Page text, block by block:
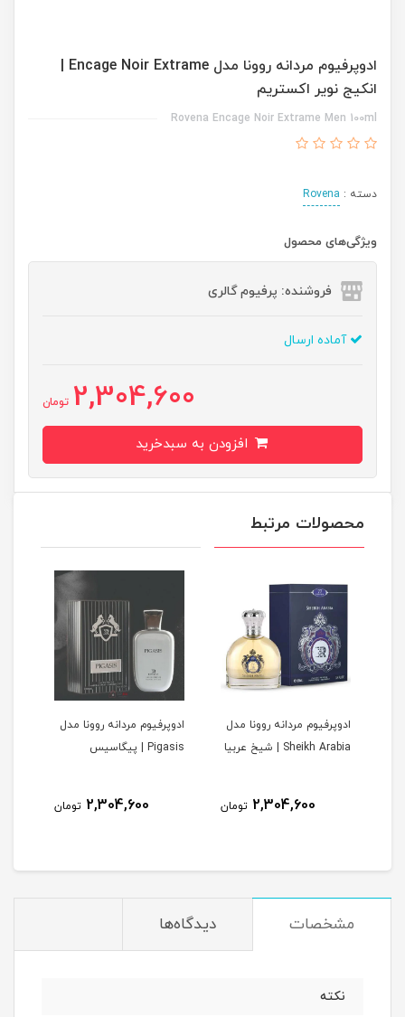
انکیج نویر اکستریم
Rovena Encage Noir Extrame Men 100ml
دسته : Rovena
ویژگی‌های محصول
فروشنده: پرفیوم گالری
آماده ارسال
2,304,600 تومان
محصولات مرتبط
ادوپرفیوم مردانه روونا مدل
Sheikh Arabia | شیخ عربیا
2,304,600 تومان
ادوپرفیوم مردانه روونا مدل
Pigasis | پیگاسیس
2,304,600 تومان
مشخصات دیدگاه‌ها
نکته